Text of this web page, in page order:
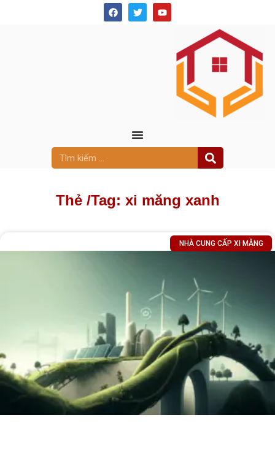
Thẻ /Tag: xi măng xanh
NHÀ CUNG CẤP XI MĂNG